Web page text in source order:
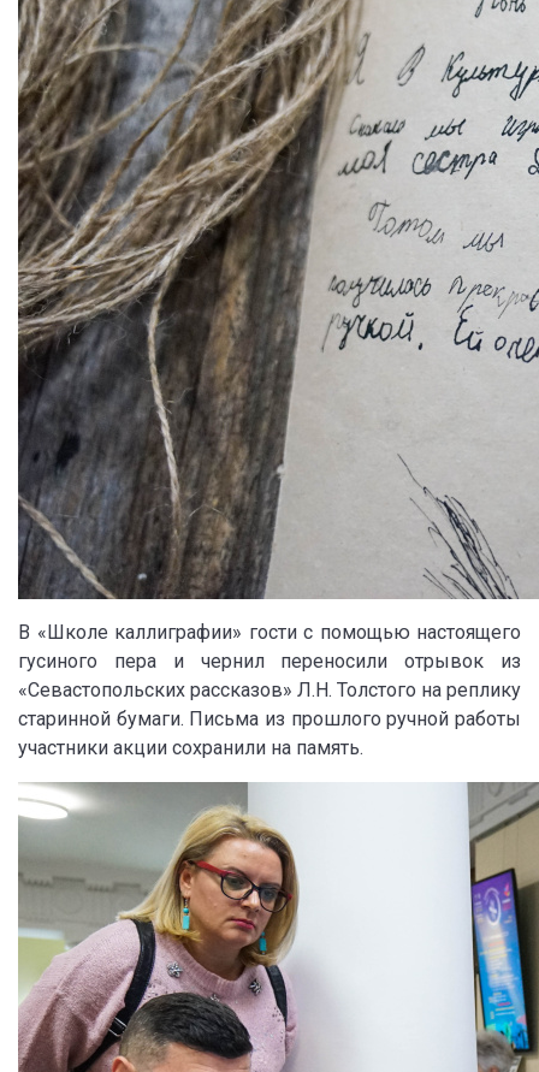
В «Школе каллиграфии» гости с помощью настоящего
гусиного пера и чернил переносили отрывок из
«Севастопольских рассказов» Л.Н. Толстого на реплику
старинной бумаги. Письма из прошлого ручной работы
участники акции сохранили на память.